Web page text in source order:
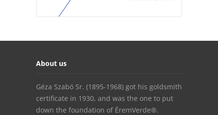
About us
Géza Szabó Sr. (1895-1968) got his goldsmith
certificate in 1930, and was the one to put
down the foundation of ÉremVerde®.